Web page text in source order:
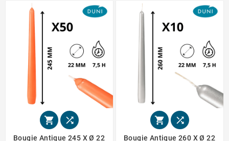
 
Bougie Antique 245 X Ø 22
 
Bougie Antique 260 X Ø 22